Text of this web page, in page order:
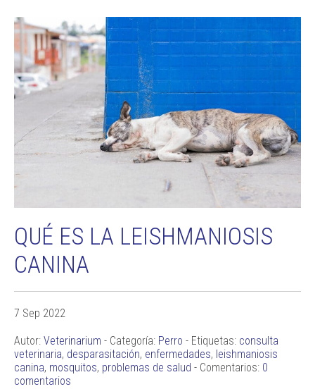
QUÉ ES LA LEISHMANIOSIS
CANINA
7 Sep 2022
Autor: Veterinarium - Categoría: Perro - Etiquetas: consulta
veterinaria, desparasitación, enfermedades, leishmaniosis
canina, mosquitos, problemas de salud - Comentarios: 0
comentarios